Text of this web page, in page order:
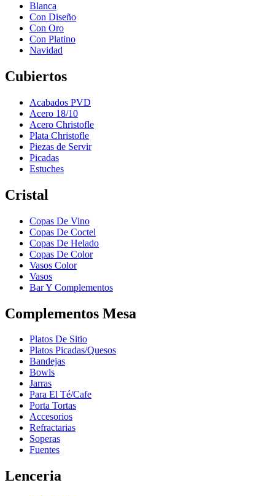
Blanca
Con Diseño
Con Oro
Con Platino
Navidad
Cubiertos
Acabados PVD
Acero 18/10
Acero Christofle
Plata Christofle
Piezas de Servir
Picadas
Estuches
Cristal
Copas De Vino
Copas De Coctel
Copas De Helado
Copas De Color
Vasos Color
Vasos
Bar Y Complementos
Complementos Mesa
Platos De Sitio
Platos Picadas/Quesos
Bandejas
Bowls
Jarras
Para El Té/Cafe
Porta Tortas
Accesorios
Refractarias
Soperas
Fuentes
Lenceria